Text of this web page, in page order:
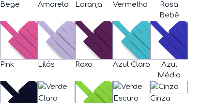
Bege Amarelo Laranja Vermelho
Rosa
Bebê
Pink Lilás Roxo Azul Claro
Azul
Médio
Cinza